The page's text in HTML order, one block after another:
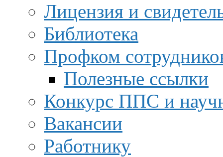
Лицензия и
Библиотека
Профком
Полезные ссылки
Конкурс ППС и
Вакансии
Работнику